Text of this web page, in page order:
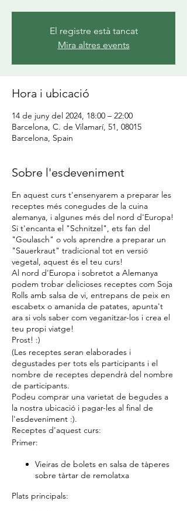
El registre està tancat
Mira altres events
Hora i ubicació
14 de juny del 2024, 18:00 – 22:00
Barcelona, C. de Vilamarí, 51, 08015
Barcelona, Spain
Sobre l'esdeveniment
En aquest curs t'ensenyarem a preparar les
receptes més conegudes de la cuina
alemanya, i algunes més del nord d'Europa!
Si t'encanta el "Schnitzel", ets fan del
"Goulasch" o vols aprendre a preparar un
"Sauerkraut" tradicional tot en versió
vegetal, aquest és el teu curs!
Al nord d'Europa i sobretot a Alemanya
podem trobar delicioses receptes com Soja
Rolls amb salsa de vi, entrepans de peix en
escabetx o amanida de patates, apunta't
ara si vols saber com veganitzar-los i crea el
teu propi viatge!
Prost! :)
(Les receptes seran elaborades i
degustades per tots els participants i el
nombre de receptes dependrà del nombre
de participants.
Podeu comprar una varietat de begudes a
la nostra ubicació i pagar-les al final de
l'esdeveniment :).
Receptes d'aquest curs:
Primer:
Vieiras de bolets en salsa de tàperes
sobre tàrtar de remolatxa
Plats principals: